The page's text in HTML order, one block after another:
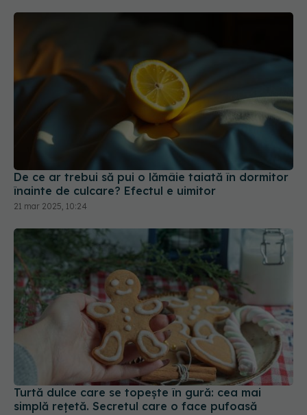
De ce ar trebui să pui o lămâie taiată în dormitor
înainte de culcare? Efectul e uimitor
21 mar 2025, 10:24
Turtă dulce care se topește în gură: cea mai
simplă rețetă. Secretul care o face pufoasă